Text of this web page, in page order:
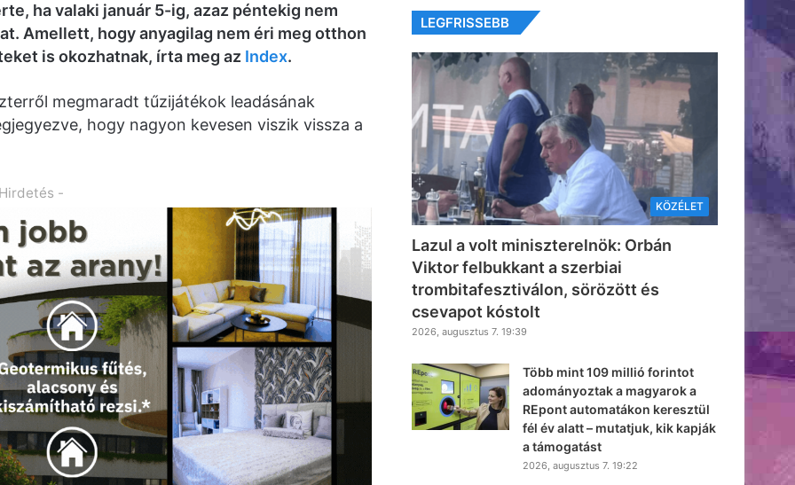
ha valaki január 5-ig, azaz péntekig nem
Amellett, hogy anyagilag nem éri meg otthon
is okozhatnak, írta meg az Index.
megmaradt tűzijátékok leadásának
hogy nagyon kevesen viszik vissza a
-
LEGFRISSEBB
KÖZÉLET
Lazul a volt miniszterelnök: Orbán
Viktor felbukkant a szerbiai
trombitafesztiválon, sörözött és
csevapot kóstolt
2026, augusztus 7. 19:39
Több mint 109 millió forintot
adományoztak a magyarok a
REpont automatákon keresztül
fél év alatt – mutatjuk, kik kapják
a támogatást
2026, augusztus 7. 19:22